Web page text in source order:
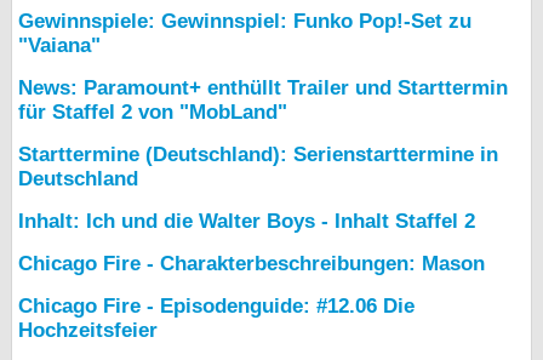
Gewinnspiele: Gewinnspiel: Funko Pop!-Set zu
"Vaiana"
News: Paramount+ enthüllt Trailer und Starttermin
für Staffel 2 von "MobLand"
Starttermine (Deutschland): Serienstarttermine in
Deutschland
Inhalt: Ich und die Walter Boys - Inhalt Staffel 2
Chicago Fire - Charakterbeschreibungen: Mason
Chicago Fire - Episodenguide: #12.06 Die
Hochzeitsfeier